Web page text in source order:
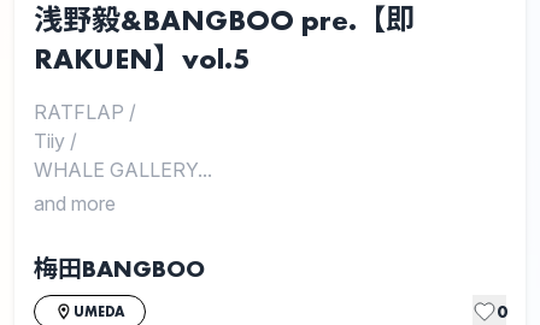
浅野毅&BANGBOO pre.【即
RAKUEN】vol.5
RATFLAP /
Tiiy /
WHALE GALLERY...
and more
梅田BANGBOO
UMEDA 0